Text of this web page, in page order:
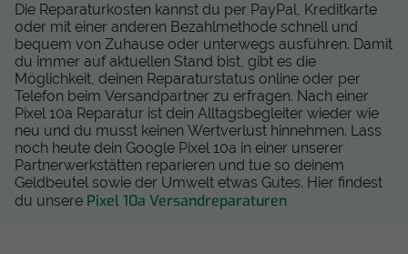
Die Reparaturkosten kannst du per PayPal, Kreditkarte
oder mit einer anderen Bezahlmethode schnell und
bequem von Zuhause oder unterwegs ausführen. Damit
du immer auf aktuellen Stand bist, gibt es die
Möglichkeit, deinen Reparaturstatus online oder per
Telefon beim Versandpartner zu erfragen. Nach einer
Pixel 10a Reparatur ist dein Alltagsbegleiter wieder wie
neu und du musst keinen Wertverlust hinnehmen. Lass
noch heute dein Google Pixel 10a in einer unserer
Partnerwerkstätten reparieren und tue so deinem
Geldbeutel sowie der Umwelt etwas Gutes. Hier findest
du unsere Pixel 10a Versandreparaturen